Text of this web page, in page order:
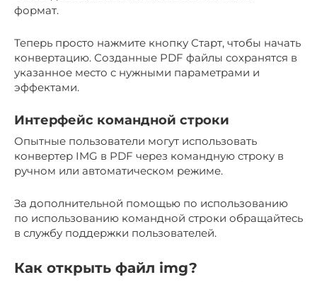
формат.
Теперь просто нажмите кнопку Старт, чтобы начать
конвертацию. Созданные PDF файлы сохранятся в
указанное место с нужными параметрами и
эффектами.
Интерфейс командной строки
Опытные пользователи могут использовать
конвертер IMG в PDF через командную строку в
ручном или автоматическом режиме.
За дополнительной помощью по использованию
по использованию командной строки обращайтесь
в службу поддержки пользователей.
Как открыть файл img?